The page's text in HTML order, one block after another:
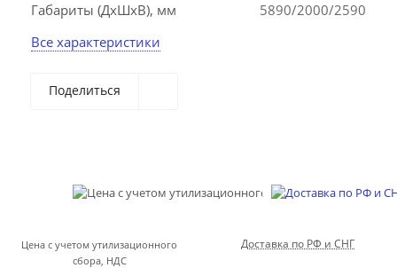
Габариты (ДхШхВ), мм
5890/2000/2590
Все характеристики
Поделиться
Цена с учетом утилизационного
сбора, НДС
Доставка по РФ и СНГ